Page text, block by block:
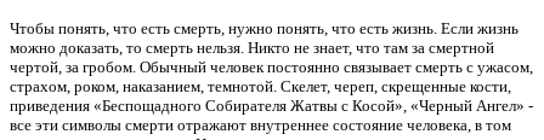
Чтобы понять, что есть смерть, нужно понять, что есть жизнь. Если жизнь
можно доказать, то смерть нельзя. Никто не знает, что там за смертной
чертой, за гробом. Обычный человек постоянно связывает смерть с ужасом,
страхом, роком, наказанием, темнотой. Скелет, череп, скрещенные кости,
приведения «Беспощадного Собирателя Жатвы с Косой», «Черный Ангел» -
все эти символы смерти отражают внутреннее состояние человека, в том